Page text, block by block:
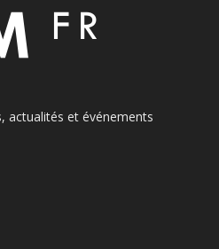
actualités et événements